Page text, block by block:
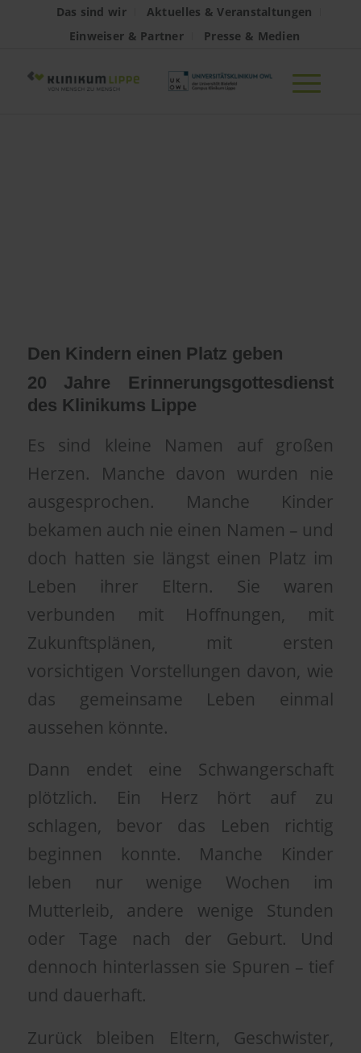
Das sind wir
Aktuelles & Veranstaltungen
Einweiser & Partner
Presse & Medien
Den Kindern einen Platz geben
20 Jahre Erinnerungsgottesdienst
des Klinikums Lippe
Es sind kleine Namen auf großen
Herzen. Manche davon wurden nie
ausgesprochen. Manche Kinder
bekamen auch nie einen Namen – und
doch hatten sie längst einen Platz im
Leben ihrer Eltern. Sie waren
verbunden mit Hoffnungen, mit
Zukunftsplänen, mit ersten
vorsichtigen Vorstellungen davon, wie
das gemeinsame Leben einmal
aussehen könnte.
Dann endet eine Schwangerschaft
plötzlich. Ein Herz hört auf zu
schlagen, bevor das Leben richtig
beginnen konnte. Manche Kinder
leben nur wenige Wochen im
Mutterleib, andere wenige Stunden
oder Tage nach der Geburt. Und
dennoch hinterlassen sie Spuren – tief
und dauerhaft.
Zurück bleiben Eltern, Geschwister,